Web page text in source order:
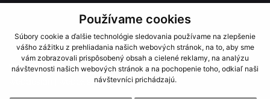
Používame cookies
Súbory cookie a ďalšie technológie sledovania používame na zlepšenie
vášho zážitku z prehliadania našich webových stránok, na to, aby sme
vám zobrazovali prispôsobený obsah a cielené reklamy, na analýzu
návštevnosti našich webových stránok a na pochopenie toho, odkiaľ naši
návštevníci prichádzajú.
webex.sk